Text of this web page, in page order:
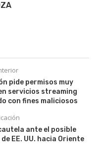
pide permisos muy
servicios streaming
con fines maliciosos
ante el posible
EE. UU. hacia Oriente